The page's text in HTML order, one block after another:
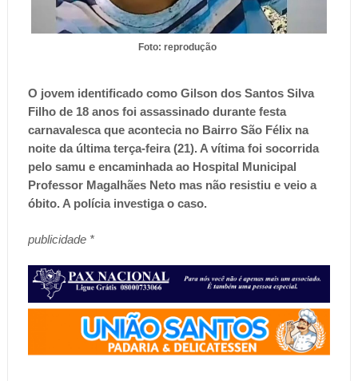
Foto: reprodução
O jovem identificado como Gilson dos Santos Silva
Filho de 18 anos foi assassinado durante festa
carnavalesca que acontecia no Bairro São Félix na
noite da última terça-feira (21). A vítima foi socorrida
pelo samu e encaminhada ao Hospital Municipal
Professor Magalhães Neto mas não resistiu e veio a
óbito. A polícia investiga o caso.
publicidade *